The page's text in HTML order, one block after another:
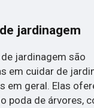
jardinagem
jardinagem são
em cuidar de
em geral. Elas
poda de árvores,